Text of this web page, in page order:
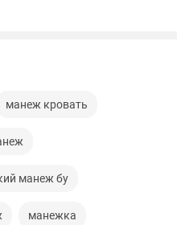
манеж кровать
манеж бу
манежка